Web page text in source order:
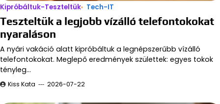
Kipróbáltuk-Teszteltük Tech-IT
Teszteltük a legjobb vízálló telefontokokat
nyaraláson
A nyári vakáció alatt kipróbáltuk a legnépszerűbb vízálló
telefontokokat. Meglepő eredmények születtek: egyes tokok
tényleg…
Kiss Kata 2026-07-22